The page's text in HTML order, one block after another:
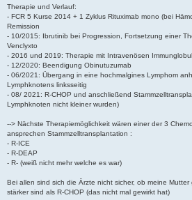
Therapie und Verlauf:
- FCR 5 Kurse 2014 + 1 Zyklus Rituximab mono (bei
Remission
- 10/2015: Ibrutinib bei Progression, Fortsetzung einer
Venclyxto
- 2016 und 2019: Therapie mit Intravenösen
- 12/2020: Beendigung Obinutuzumab
- 06/2021: Übergang in eine hochmalgines Lymphom
Lymphknotens linksseitig
- 08/ 2021: R-CHOP und anschließend
Lymphknoten nicht kleiner wurden)
--> Nächste Therapiemöglichkeit wären einer der 3
ansprechen Stammzelltransplantation :
- R-ICE
- R-DEAP
- R- (weiß nicht mehr welche es war)
Bei allen sind sich die Ärzte nicht sicher, ob meine
stärker sind als R-CHOP (das nicht mal gewirkt hat)